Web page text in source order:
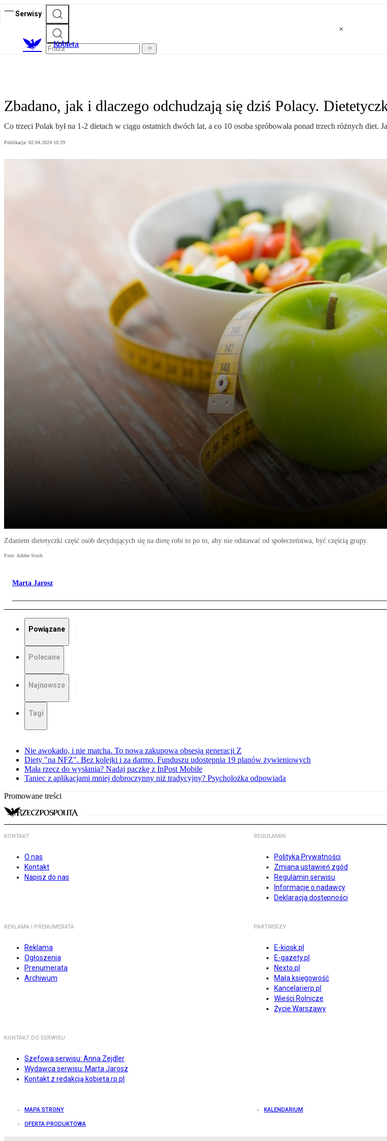
Serwisy
Kobieta
Zbadano, jak i dlaczego odchudzają się dziś Polacy.
Co trzeci Polak był na 1-2 dietach w ciągu ostatnich dwóch lat, a co 10 osoba spróbowała ponad trzech różnych diet.
Publikacja: 02.04.2024 10:29
Zdaniem dietetyczki część osób decydujących się na dietę robi to po to, aby nie odstawać od społeczeństwa, być częścią grupy.
Foto: Adobe Stock
Marta Jarosz
Powiązane
Polecane
Najnowsze
Tagi
Nie awokado, i nie matcha. To nowa zakupowa obsesja generacji Z
Diety "na NFZ". Bez kolejki i za darmo. Funduszu udostępnia 19 planów żywieniowych
Mała rzecz do wysłania? Nadaj paczkę z InPost Mobile
Taniec z aplikacjami mniej dobroczynny niż tradycyjny? Psycholożka odpowiada
Promowane treści
KONTAKT
O nas
Kontakt
Napisz do nas
REGULAMIN
Polityka Prywatności
Zmiana ustawień zgód
Regulamin serwisu
Informacje o nadawcy
Deklaracja dostępności
REKLAMA I PRENUMERATA
Reklama
Ogłoszenia
Prenumerata
Archiwum
PARTNERZY
E-kiosk.pl
E-gazety.pl
Nexto.pl
Mała księgowość
Kancelarierp.pl
Wieści Rolnicze
Życie Warszawy
KONTAKT DO SERWISU
Szefowa serwisu: Anna Zejdler
Wydawca serwisu: Marta Jarosz
Kontakt z redakcją kobieta.rp.pl
MAPA STRONY KALENDARIUM
OFERTA PRODUKTOWA